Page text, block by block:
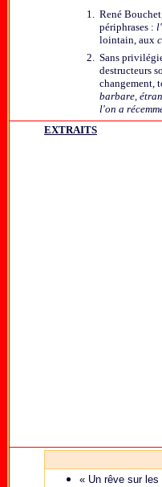
1. René
périphrases :
lointain, aux
2. Sans
destructeurs
changement,
barbare,
l'on a
EXTRAITS
« Un rêve sur